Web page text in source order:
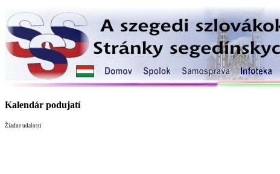
Kalendár podujatí
Žiadne udalosti